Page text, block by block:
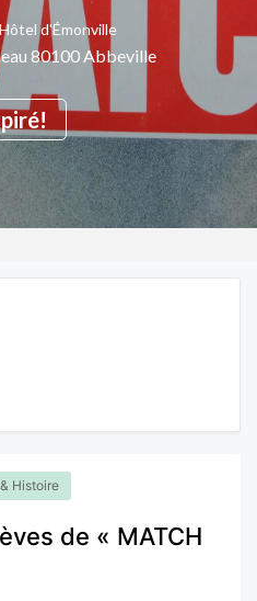
d'Émonville
80100 Abbeville
Histoire
de « MATCH